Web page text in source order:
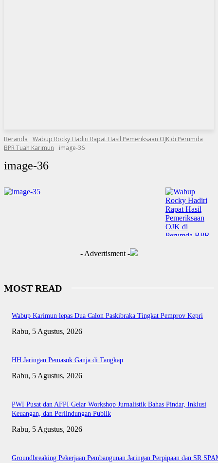
Beranda
Wabup Rocky Hadiri Rapat Hasil Pemeriksaan OJK di Perumda
BPR Tuah Karimun
image-36
image-36
- Advertisment -
MOST READ
Wabup Karimun lepas Dua Calon Paskibraka Tingkat Pemprov Kepri
Rabu, 5 Agustus, 2026
HH Jaringan Pemasok Ganja di Tangkap
Rabu, 5 Agustus, 2026
PWI Pusat dan AFPI Gelar Workshop Jurnalistik Bahas Pindar, Inklusi
Keuangan, dan Perlindungan Publik
Rabu, 5 Agustus, 2026
Groundbreaking Pekerjaan Pembangunan Jaringan Perpipaan dan SR